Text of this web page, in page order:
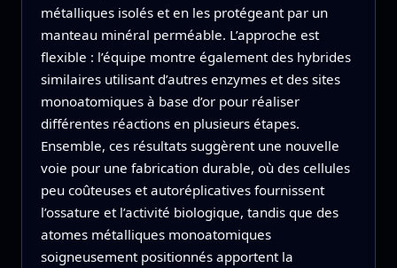
métalliques isolés et en les protégeant par un
manteau minéral perméable. L’approche est
flexible : l’équipe montre également des hybrides
similaires utilisant d’autres enzymes et des sites
monoatomiques à base d’or pour réaliser
différentes réactions en plusieurs étapes.
Ensemble, ces résultats suggèrent une nouvelle
voie pour une fabrication durable, où des cellules
peu coûteuses et autoréplicatives fournissent
l’ossature et l’activité biologique, tandis que des
atomes métalliques monoatomiques
soigneusement positionnés apportent la